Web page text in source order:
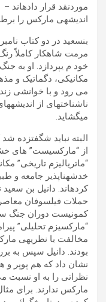
موردنقد قرار دادهاند
انديشهی مارکس را
بنسعيد در دو کتاب
مرمت شاھکار کاملاً
خود م یپردازد. او به
مکانيکی، دگماتيک و
می رود و با خوانشی
ناشناختهای از
میگشايد.
البته نبايد شگفتزده
از “مارکسيست” ھای
“ماترياليزم تاريخی”
خدشهناپذير جامعه و
کردهاند. دانيل بن
حملات فيلسوفان
کمونيست دوران جنگ
“مارکسيزم تحليلی”
مخالفت با نظريهی
بودند. دانيل سپس به
نشان داد که ھم پوپر و
نظراتی را به او نسبت
مارکس ندارند. برای